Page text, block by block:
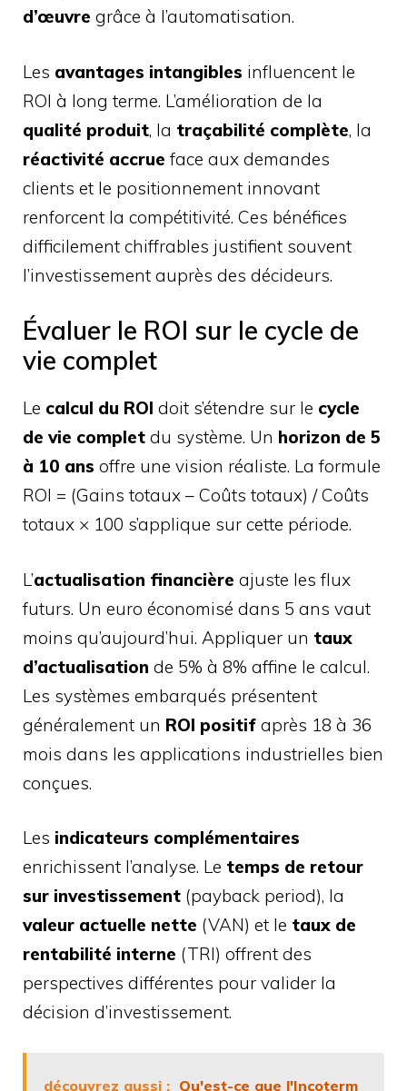
d’œuvre grâce à l’automatisation.
Les avantages intangibles influencent le
ROI à long terme. L’amélioration de la
qualité produit, la traçabilité complète, la
réactivité accrue face aux demandes
clients et le positionnement innovant
renforcent la compétitivité. Ces bénéfices
difficilement chiffrables justifient souvent
l’investissement auprès des décideurs.
Évaluer le ROI sur le cycle de
vie complet
Le calcul du ROI doit s’étendre sur le cycle
de vie complet du système. Un horizon de 5
à 10 ans offre une vision réaliste. La formule
ROI = (Gains totaux – Coûts totaux) / Coûts
totaux × 100 s’applique sur cette période.
L’actualisation financière ajuste les flux
futurs. Un euro économisé dans 5 ans vaut
moins qu’aujourd’hui. Appliquer un taux
d’actualisation de 5% à 8% affine le calcul.
Les systèmes embarqués présentent
généralement un ROI positif après 18 à 36
mois dans les applications industrielles bien
conçues.
Les indicateurs complémentaires
enrichissent l’analyse. Le temps de retour
sur investissement (payback period), la
valeur actuelle nette (VAN) et le taux de
rentabilité interne (TRI) offrent des
perspectives différentes pour valider la
décision d’investissement.
découvrez aussi : Qu'est-ce que l'Incoterm